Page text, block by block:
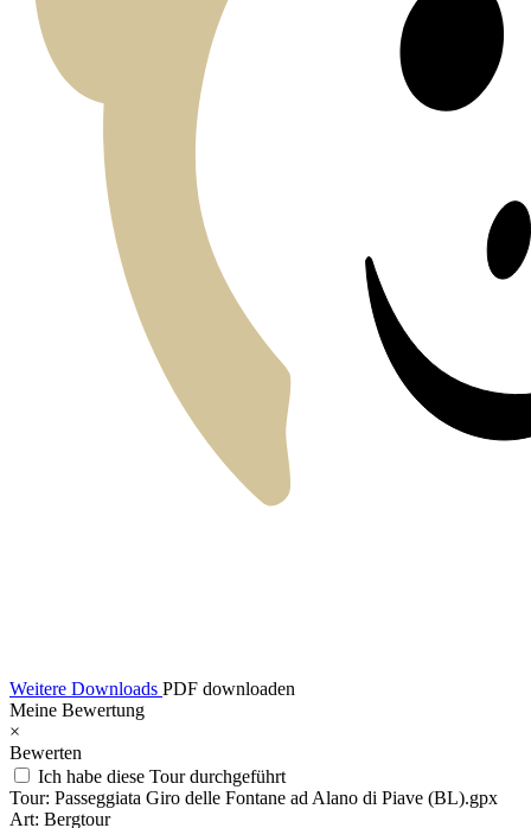
Weitere Downloads PDF downloaden
Meine Bewertung
×
Bewerten
Ich habe diese Tour durchgeführt
Tour: Passeggiata Giro delle Fontane ad Alano di Piave (BL).gpx
Art: Bergtour